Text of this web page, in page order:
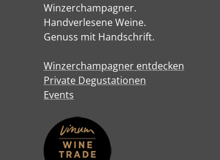
Winzerchampagner.
Handverlesene Weine.
Genuss mit Handschrift.
Winzerchampagner entdecken
Private Degustationen
Events